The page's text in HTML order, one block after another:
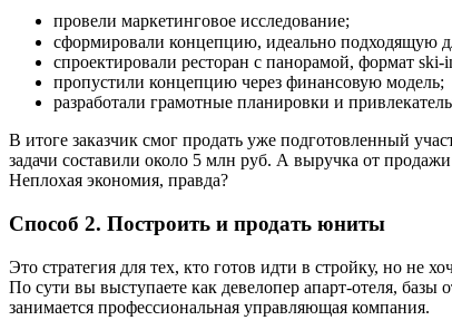
провели маркетинговое исследование;
сформировали концепцию, идеально подходящую
спроектировали ресторан с панорамой, формат
пропустили концепцию через финансовую модель;
разработали грамотные планировки и
В итоге заказчик смог продать уже подготовленный
задачи составили около 5 млн руб. А выручка от
Неплохая экономия, правда?
Способ 2. Построить и продать юниты
Это стратегия для тех, кто готов идти в стройку, но не
По сути вы выступаете как девелопер апарт‑отеля,
занимается профессиональная управляющая компания.